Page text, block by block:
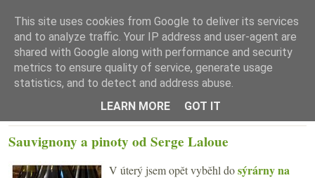
☰ Menu
Sauvignony a pinoty od Serge Laloue
V úterý jsem opět vyběhl dosýrárny na
This site uses cookies from Google to deliver its services
and to analyze traffic. Your IP address and user-agent are
shared with Google along with performance and security
metrics to ensure quality of service, generate usage
statistics, and to detect and address abuse.
LEARN MORE
GOT IT